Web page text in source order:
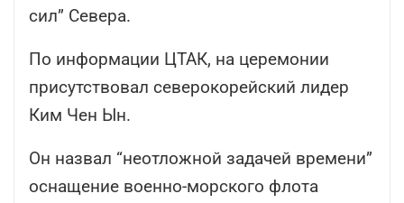
сил” Севера.
По информации ЦТАК, на церемонии
присутствовал северокорейский лидер
Ким Чен Ын.
Он назвал “неотложной задачей времени”
оснащение военно-морского флота